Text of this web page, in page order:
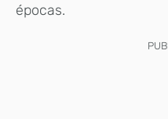
épocas.